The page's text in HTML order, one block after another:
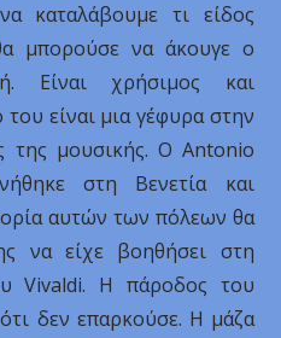
καταλάβουμε τι είδος
μπορούσε να άκουγε ο
Είναι χρήσιμος και
του είναι μια γέφυρα στην
της μουσικής. Ο Antonio
στη Βενετία και
αυτών των πόλεων θα
να είχε βοηθήσει στη
Vivaldi. Η πάροδος του
δεν επαρκούσε. Η μάζα